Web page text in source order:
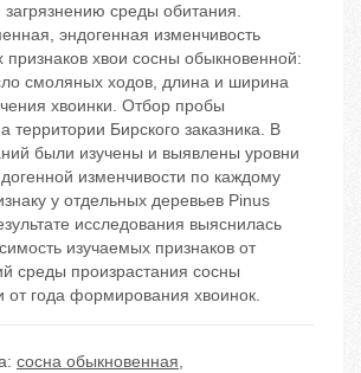
загрязнению среды обитания.
эндогенная изменчивость
признаков хвои сосны обыкновенной:
смоляных ходов, длина и ширина
хвоинки. Отбор пробы
территории Бирского заказника. В
были изучены и выявлены уровни
изменчивости по каждому
у отдельных деревьев Pinus
исследования выяснилась
изучаемых признаков от
среды произрастания сосны
от года формирования хвоинок.
сосна обыкновенная,